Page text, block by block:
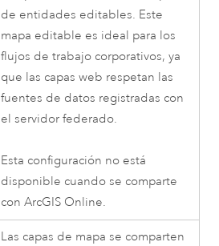
de entidades editables. Este
mapa editable es ideal para los
flujos de trabajo corporativos, ya
que las capas web respetan las
fuentes de datos registradas con
el servidor federado.
Esta configuración no está
disponible cuando se comparte
conArcGIS Online.
Las capas de mapa se comparten